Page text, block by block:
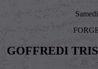
GOFFREDI